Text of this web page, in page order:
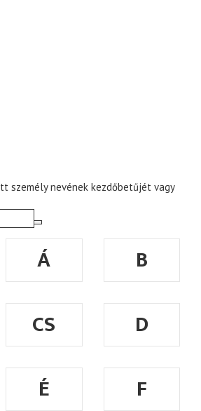
személy nevének kezdőbetűjét vagy
Á
B
CS
D
É F